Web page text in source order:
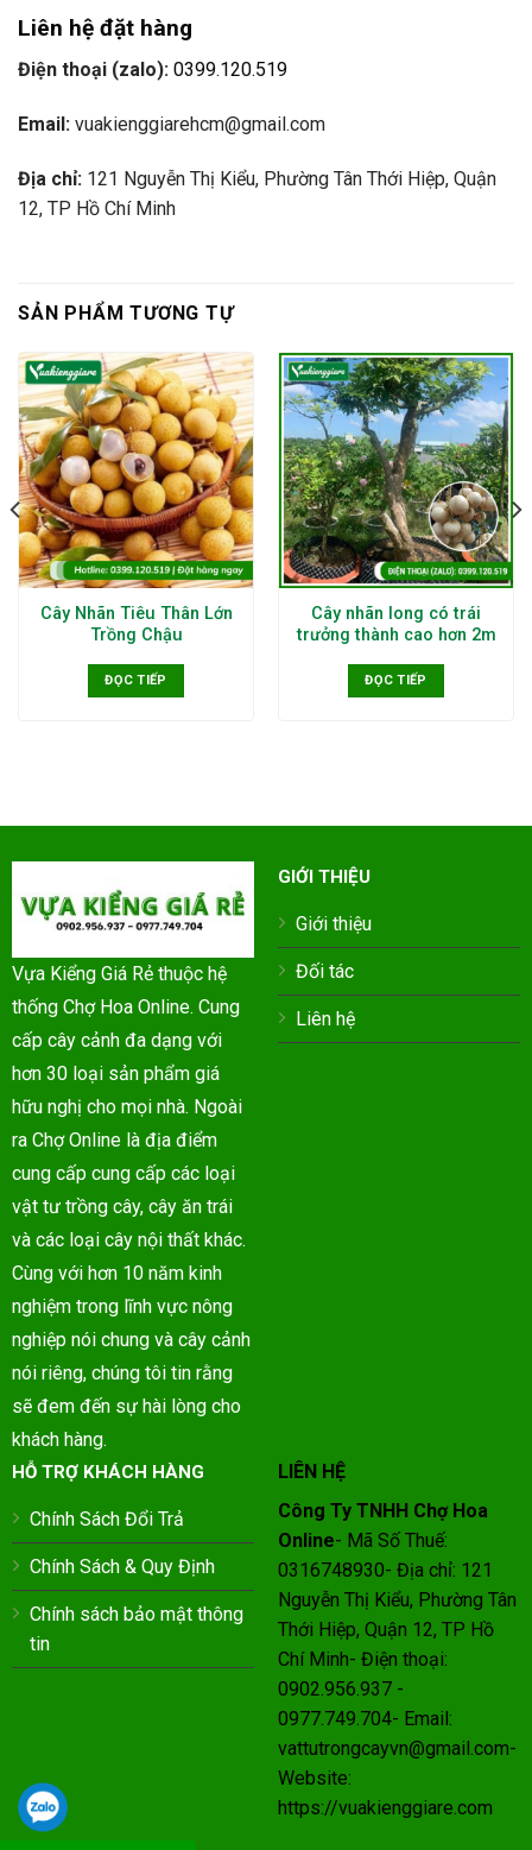
Liên hệ đặt hàng
Điện thoại (zalo): 0399.120.519
Email: vuakienggiarehcm@gmail.com
Địa chỉ: 121 Nguyễn Thị Kiểu, Phường Tân Thới Hiệp, Quận
12, TP Hồ Chí Minh
SẢN PHẨM TƯƠNG TỰ
Cây Nhãn Tiêu Thân Lớn
Trồng Chậu
ĐỌC TIẾP
Cây nhãn long có trái
trưởng thành cao hơn 2m
ĐỌC TIẾP
Vựa Kiểng Giá Rẻ thuộc hệ
thống Chợ Hoa Online. Cung
cấp cây cảnh đa dạng với
hơn 30 loại sản phẩm giá
hữu nghị cho mọi nhà. Ngoài
ra Chợ Online là địa điểm
cung cấp cung cấp các loại
vật tư trồng cây, cây ăn trái
và các loại cây nội thất khác.
Cùng với hơn 10 năm kinh
nghiệm trong lĩnh vực nông
nghiệp nói chung và cây cảnh
nói riêng, chúng tôi tin rằng
sẽ đem đến sự hài lòng cho
khách hàng.
GIỚI THIỆU
Giới thiệu
Đối tác
Liên hệ
HỖ TRỢ KHÁCH HÀNG
Chính Sách Đổi Trả
Chính Sách & Quy Định
Chính sách bảo mật thông
tin
LIÊN HỆ
Công Ty TNHH Chợ Hoa
Online- Mã Số Thuế:
0316748930- Địa chỉ: 121
Nguyễn Thị Kiểu, Phường Tân
Thới Hiệp, Quận 12, TP Hồ
Chí Minh- Điện thoại:
0902.956.937 -
0977.749.704- Email:
vattutrongcayvn@gmail.com-
Website:
https://vuakienggiare.com